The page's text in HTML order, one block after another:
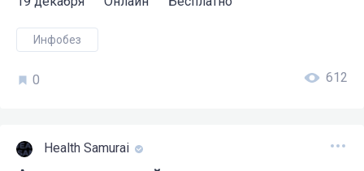
Инфобез
0 612
Health Samurai